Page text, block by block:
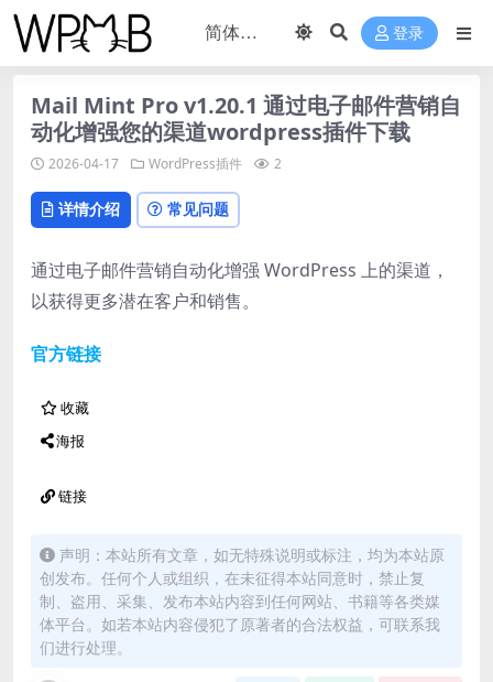
登录
Mail Mint Pro v1.20.1 通过电子邮件营销自
动化增强您的渠道wordpress插件下载
2026-04-17 WordPress插件 2
详情介绍 常见问题
通过电子邮件营销自动化增强 WordPress 上的渠道，
以获得更多潜在客户和销售。
官方链接
收藏
海报
链接
声明：本站所有文章，如无特殊说明或标注，均为本站原
创发布。任何个人或组织，在未征得本站同意时，禁止复
制、盗用、采集、发布本站内容到任何网站、书籍等各类媒
体平台。如若本站内容侵犯了原著者的合法权益，可联系我
们进行处理。